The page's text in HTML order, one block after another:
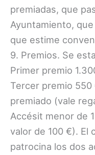
premiadas, que
Ayuntamiento,
que estime
9. Premios. Se
Primer premio
Tercer premio
premiado (vale
Accésit menor de
valor de 100 €). El
patrocina los dos